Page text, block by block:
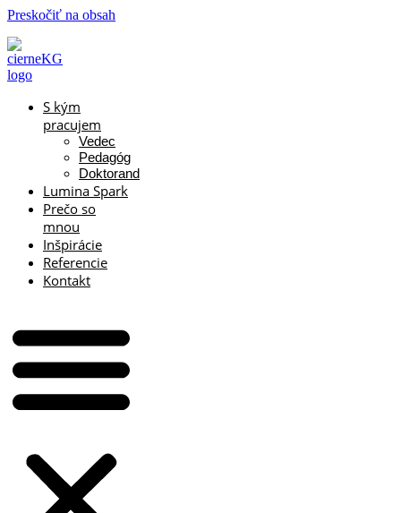
Preskočiť na obsah
S kým
pracujem
Vedec
Pedagóg
Doktorand
Lumina Spark
Prečo so
mnou
Inšpirácie
Referencie
Kontakt